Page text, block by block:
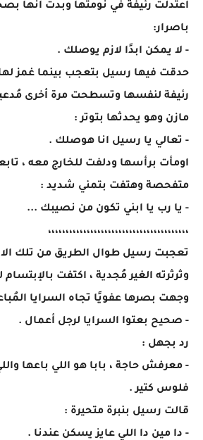
اعتدلت رئيفة في نومتها وبدت انها
باصرار:
- لا يمكن ابدًا لازم يوصلك .
حدقت فيها رسيل بتعجب بينما غمز لها
رئيفة لنفسها وتسطحت مرة أخرى
مازن وهو يحدثها بتوتر :
- تعالي يا رسيل انا هوصلك .
اومأت برأسها ودلفت للخارج معه ،
متفحصة وهتفت بتمني شديد :
- يا رب يا ابني تكون من نصيبك ...
،،،،،،،،،،،،،،،،،،،،،،،،،،،،،،،،،،،،،،،،
تعجبت رسيل طوال الطريق من تلك
وثرثرته الغير مُجدية ، اكتفت
وجهت بصرها عفويًا تجاه السرايا
- صحيح بعتوا السرايا لرجل أعمال .
رد بجهل :
- معرفش حاجة ، بابا هو اللي باعها
فلوس كتير .
قالت رسيل بنبرة متحيرة :
- دا مين دا اللي عايز يسكن عندنا .